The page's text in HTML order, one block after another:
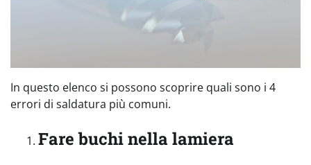
In questo elenco si possono scoprire quali sono i 4
errori di saldatura più comuni.
Fare buchi nella lamiera